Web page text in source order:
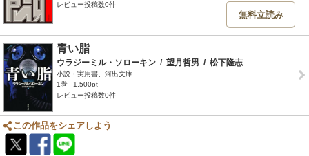
レビュー投稿数0件
無料立読み
青い脂
ウラジーミル・ソローキン / 望月哲男 / 松下隆志
小説・実用書、河出文庫
1巻
1,500pt
レビュー投稿数0件
この作品をシェアしよう